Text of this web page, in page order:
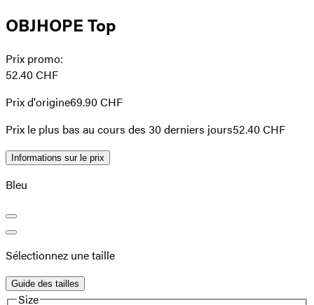
OBJHOPE Top
Prix promo:
52.40 CHF
Prix d'origine69.90 CHF
Prix ​​le plus bas au cours des 30 derniers jours52.40 CHF
Informations sur le prix
Bleu
Sélectionnez une taille
Guide des tailles
Size